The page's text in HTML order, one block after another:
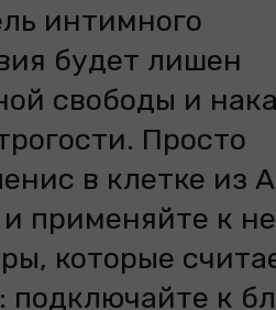
интимного
будет лишен
свободы и
Просто
в клетке из
и применяйте к
которые
к